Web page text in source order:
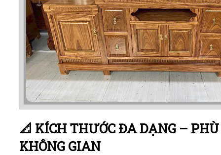
📐 KÍCH THƯỚC ĐA DẠNG –
KHÔNG GIAN